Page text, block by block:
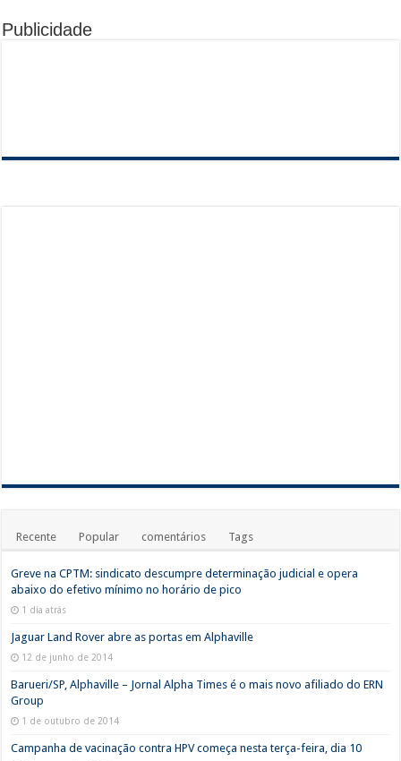
Publicidade
Recente Popular comentários Tags
Greve na CPTM: sindicato descumpre determinação judicial e opera
abaixo do efetivo mínimo no horário de pico
1 dia atrás
Jaguar Land Rover abre as portas em Alphaville
12 de junho de 2014
Barueri/SP, Alphaville – Jornal Alpha Times é o mais novo afiliado do ERN
Group
1 de outubro de 2014
Campanha de vacinação contra HPV começa nesta terça-feira, dia 10